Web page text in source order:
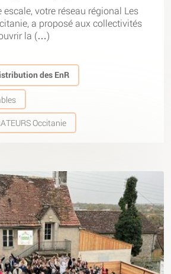
votre réseau régional Les
a proposé aux collectivités
la (…)
des EnR
Occitanie